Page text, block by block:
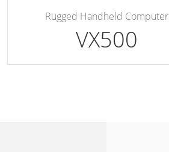
Rugged Handheld Computer
VX500